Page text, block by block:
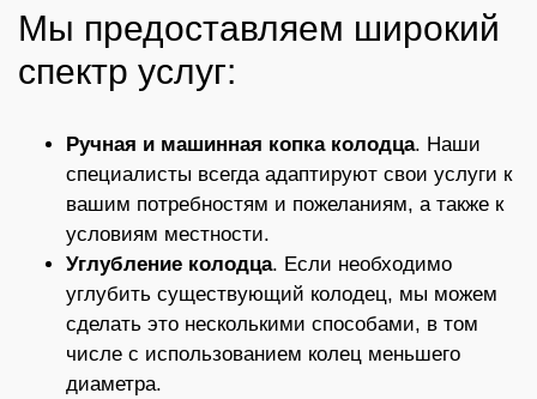
Мы предоставляем широкий
спектр услуг:
Ручная и машинная копка колодца. Наши
специалисты всегда адаптируют свои услуги к
вашим потребностям и пожеланиям, а также к
условиям местности.
Углубление колодца. Если необходимо
углубить существующий колодец, мы можем
сделать это несколькими способами, в том
числе с использованием колец меньшего
диаметра.